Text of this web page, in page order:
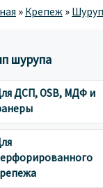
» Крепеж »
шурупа
ДСП, OSB, МДФ и